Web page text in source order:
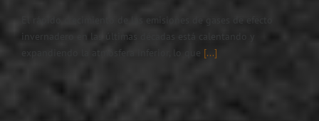
El rápido crecimiento de las emisiones de gases de efecto
invernadero en las últimas décadas está calentando y
expandiendo la atmósfera inferior, lo que [...]